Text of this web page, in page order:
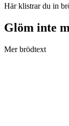
Här klistrar du in
Glöm inte
Mer brödtext